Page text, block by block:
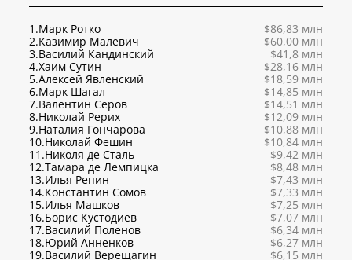
1.Марк Ротко
$86,83 млн
2.Казимир Малевич
$60,00 млн
3.Василий Кандинский
$41,8 млн
4.Хаим Сутин
$28,16 млн
5.Алексей Явленский
$18,59 млн
6.Марк Шагал
$14,85 млн
7.Валентин Серов
$14,51 млн
8.Николай Рерих
$12,09 млн
9.Наталия Гончарова
$10,88 млн
10.Николай Фешин
$10,84 млн
11.Николя де Сталь
$9,42 млн
12.Тамара де Лемпицка
$8,48 млн
13.Илья Репин
$7,43 млн
14.Константин Сомов
$7,33 млн
15.Илья Машков
$7,25 млн
16.Борис Кустодиев
$7,07 млн
17.Василий Поленов
$6,34 млн
18.Юрий Анненков
$6,27 млн
19.Василий Верещагин
$6,15 млн